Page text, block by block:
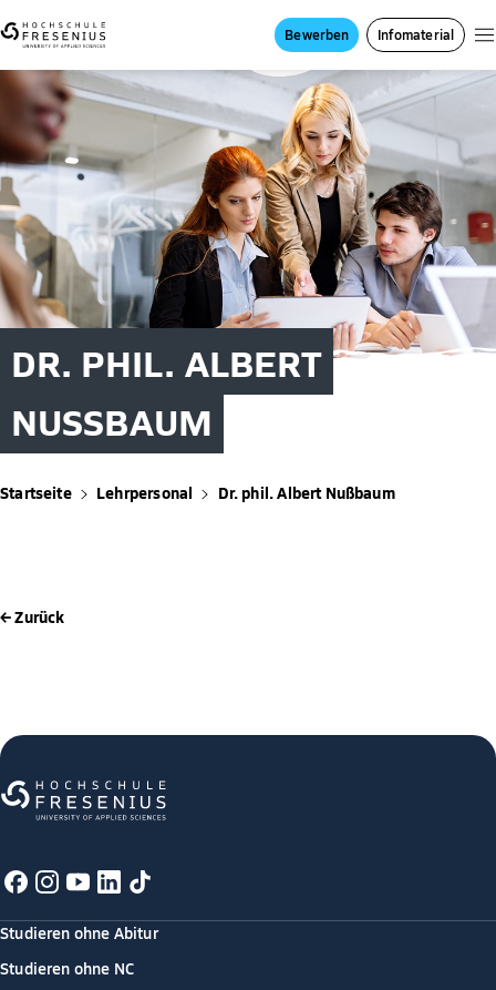
Bewerben Infomaterial
DR. PHIL. ALBERT
NUSSBAUM
Startseite Lehrpersonal Dr. phil. Albert Nußbaum
← Zurück
Studieren ohne Abitur
Studieren ohne NC